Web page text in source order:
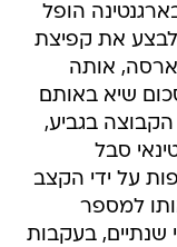
הופל
לבצע את קפיצת
אותה
שיא באותם
עם הקבוצה בגביע,
סבל
על ידי הקצב
למספר
שנתיים, בעקבות